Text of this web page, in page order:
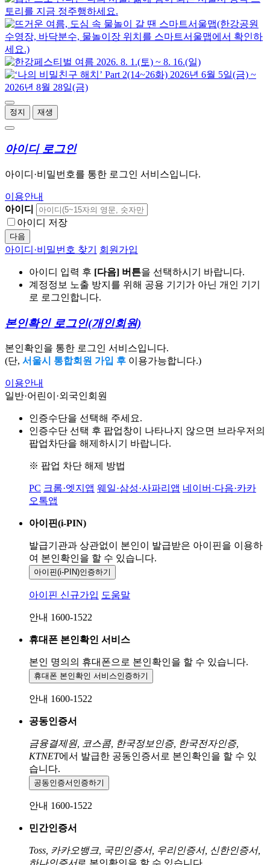
정지 재생
아이디 로그인
아이디·비밀번호를 통한 로그인 서비스입니다.
이용안내
아이디
아이디 저장
다음
아이디·비밀번호 찾기 회원가입
아이디 입력 후 [다음] 버튼을 선택하시기 바랍니다.
계정정보 노출 방지를 위해 공용 기기가 아닌 개인 기기
로 로그인합니다.
본인확인 로그인(개인회원)
본인확인을 통한 로그인 서비스입니다.
(단, 서울시 통합회원 가입 후 이용가능합니다.)
이용안내
일반·어린이·외국인회원
인증수단을 선택해 주세요.
인증수단 선택 후 팝업창이 나타나지 않으면 브라우저의
팝업차단을 해제하시기 바랍니다.
※ 팝업 차단 해제 방법
PC 크롬·엣지앱 웨일·삼성·사파리앱 네이버·다음·카카
오톡앱
아이핀(i-PIN)
발급기관과 상관없이 본인이 발급받은 아이핀을 이용하
여 본인확인을 할 수 있습니다.
아이핀(i-PIN)인증하기
아이핀 신규가입 도움말
안내 1600-1522
휴대폰 본인확인 서비스
본인 명의의 휴대폰으로 본인확인을 할 수 있습니다.
휴대폰 본인확인 서비스인증하기
안내 1600-1522
공동인증서
금융결제원, 코스콤, 한국정보인증, 한국전자인증,
KTNET에서 발급한 공동인증서로 본인확인을 할 수 있
습니다.
공동인증서 인증하기
안내 1600-1522
민간인증서
Toss, 카카오뱅크, 국민인증서, 우리인증서, 신한인증서,